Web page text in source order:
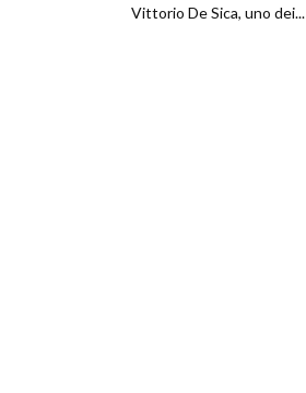
Vittorio De Sica, uno dei...